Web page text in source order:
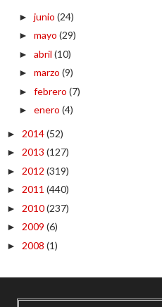
► junio (24)
► mayo (29)
► abril (10)
► marzo (9)
► febrero (7)
► enero (4)
► 2014(52)
► 2013 (127)
► 2012 (319)
► 2011 (440)
► 2010(237)
► 2009 (6)
► 2008 (1)